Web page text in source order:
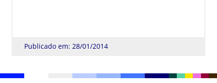
Publicado em: 28/01/2014